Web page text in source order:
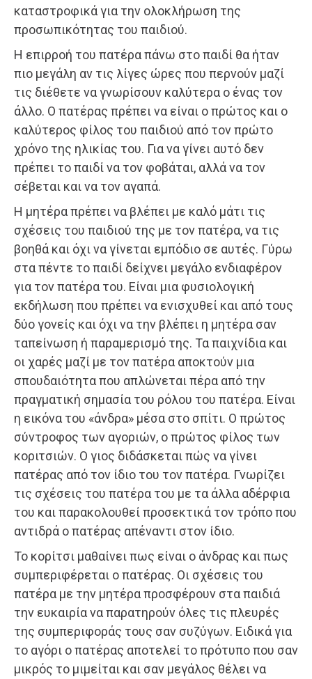
καταστροφικά για την ολοκλήρωση της
προσωπικότητας του παιδιού.
Η επιρροή του πατέρα πάνω στο παιδί θα ήταν
πιο μεγάλη αν τις λίγες ώρες που περνούν μαζί
τις διέθετε να γνωρίσουν καλύτερα ο ένας τον
άλλο. Ο πατέρας πρέπει να είναι ο πρώτος και ο
καλύτερος φίλος του παιδιού από τον πρώτο
χρόνο της ηλικίας του. Για να γίνει αυτό δεν
πρέπει το παιδί να τον φοβάται, αλλά να τον
σέβεται και να τον αγαπά.
Η μητέρα πρέπει να βλέπει με καλό μάτι τις
σχέσεις του παιδιού της με τον πατέρα, να τις
βοηθά και όχι να γίνεται εμπόδιο σε αυτές. Γύρω
στα πέντε το παιδί δείχνει μεγάλο ενδιαφέρον
για τον πατέρα του. Είναι μια φυσιολογική
εκδήλωση που πρέπει να ενισχυθεί και από τους
δύο γονείς και όχι να την βλέπει η μητέρα σαν
ταπείνωση ή παραμερισμό της. Τα παιχνίδια και
οι χαρές μαζί με τον πατέρα αποκτούν μια
σπουδαιότητα που απλώνεται πέρα από την
πραγματική σημασία του ρόλου του πατέρα. Είναι
η εικόνα του «άνδρα» μέσα στο σπίτι. Ο πρώτος
σύντροφος των αγοριών, ο πρώτος φίλος των
κοριτσιών. Ο γιος διδάσκεται πώς να γίνει
πατέρας από τον ίδιο του τον πατέρα. Γνωρίζει
τις σχέσεις του πατέρα του με τα άλλα αδέρφια
του και παρακολουθεί προσεκτικά τον τρόπο που
αντιδρά ο πατέρας απέναντι στον ίδιο.
Το κορίτσι μαθαίνει πως είναι ο άνδρας και πως
συμπεριφέρεται ο πατέρας. Οι σχέσεις του
πατέρα με την μητέρα προσφέρουν στα παιδιά
την ευκαιρία να παρατηρούν όλες τις πλευρές
της συμπεριφοράς τους σαν συζύγων. Ειδικά για
το αγόρι ο πατέρας αποτελεί το πρότυπο που σαν
μικρός το μιμείται και σαν μεγάλος θέλει να